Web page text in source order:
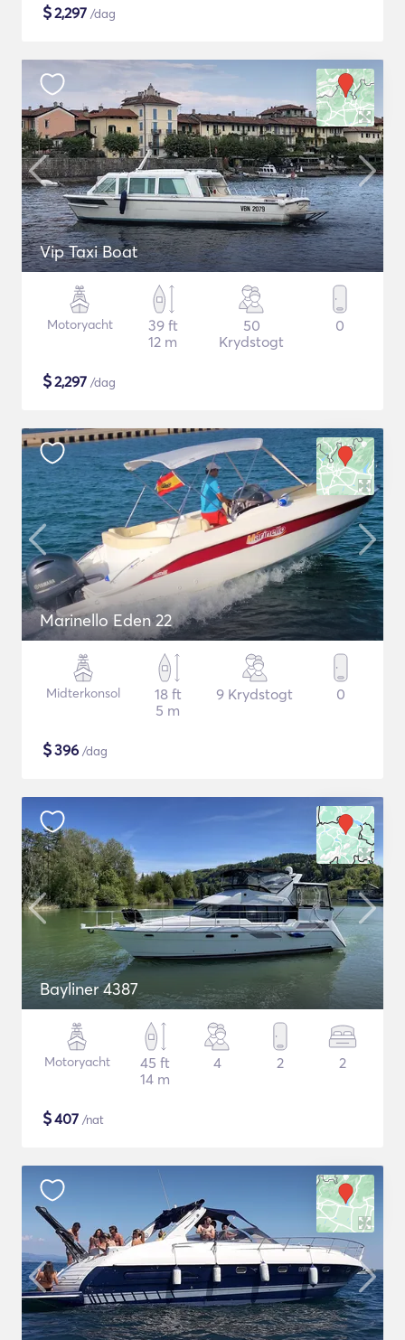
$2,297 /dag
Vip Taxi Boat
Motoryacht
39 ft
12 m
50
Krydstogt
0
$2,297 /dag
Marinello Eden 22
Midterkonsol
18 ft
5 m
9 Krydstogt 0
$396 /dag
Bayliner 4387
Motoryacht
45 ft
14 m
4 2 2
$407 /nat